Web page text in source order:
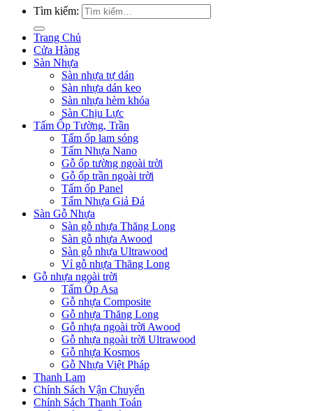
Tìm kiếm:
Trang Chủ
Cửa Hàng
Sàn Nhựa
Sàn nhựa tự dán
Sàn nhựa dán keo
Sàn nhựa hèm khóa
Sàn Chịu Lực
Tấm Ốp Tường, Trần
Tấm ốp lam sóng
Tấm Nhựa Nano
Gỗ ốp tường ngoài trời
Gỗ ốp trần ngoài trời
Tấm ốp Panel
Tấm Nhựa Giả Đá
Sàn Gỗ Nhựa
Sàn gỗ nhựa Thăng Long
Sàn gỗ nhựa Awood
Sàn gỗ nhựa Ultrawood
Vỉ gỗ nhựa Thăng Long
Gỗ nhựa ngoài trời
Tấm Ốp Asa
Gỗ nhựa Composite
Gỗ nhựa Thăng Long
Gỗ nhựa ngoài trời Awood
Gỗ nhựa ngoài trời Ultrawood
Gỗ nhựa Kosmos
Gỗ Nhựa Việt Pháp
Thanh Lam
Chính Sách Vận Chuyển
Chính Sách Thanh Toán